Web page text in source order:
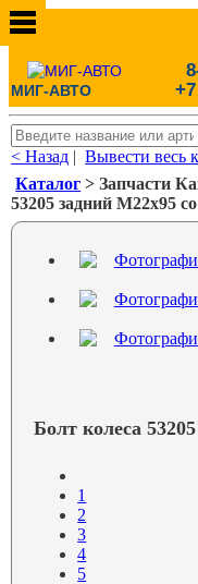
МИГ-АВТО
< Назад |Вывести весь
Каталог > Запчасти
53205 задний М22х95
Болт колеса
1
2
3
4
5